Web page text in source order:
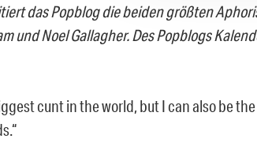
das Popblog die beiden größten
und Noel Gallagher. Des Popblogs
cunt in the world, but I can also be